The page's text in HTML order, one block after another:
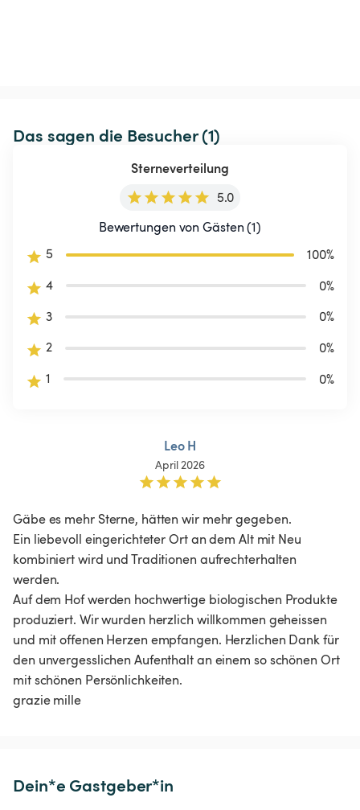
Das sagen die Besucher (1)
Sterneverteilung
5.0
Bewertungen von Gästen (1)
5
100%
4
0%
3
0%
2
0%
1
0%
Leo H
April 2026
Gäbe es mehr Sterne, hätten wir mehr gegeben.
Ein liebevoll eingerichteter Ort an dem Alt mit Neu
kombiniert wird und Traditionen aufrechterhalten
werden.
Auf dem Hof werden hochwertige biologischen Produkte
produziert. Wir wurden herzlich willkommen geheissen
und mit offenen Herzen empfangen. Herzlichen Dank für
den unvergesslichen Aufenthalt an einem so schönen Ort
mit schönen Persönlichkeiten.
grazie mille
Dein*e Gastgeber*in